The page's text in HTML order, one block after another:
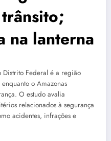
na lanterna
Distrito Federal é a região
o Amazonas
O estudo avalia
relacionados à segurança
acidentes, infrações e